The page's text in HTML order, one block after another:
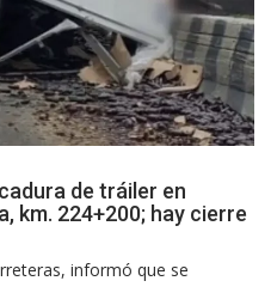
de tráiler en
km. 224+200; hay cierre
informó que se